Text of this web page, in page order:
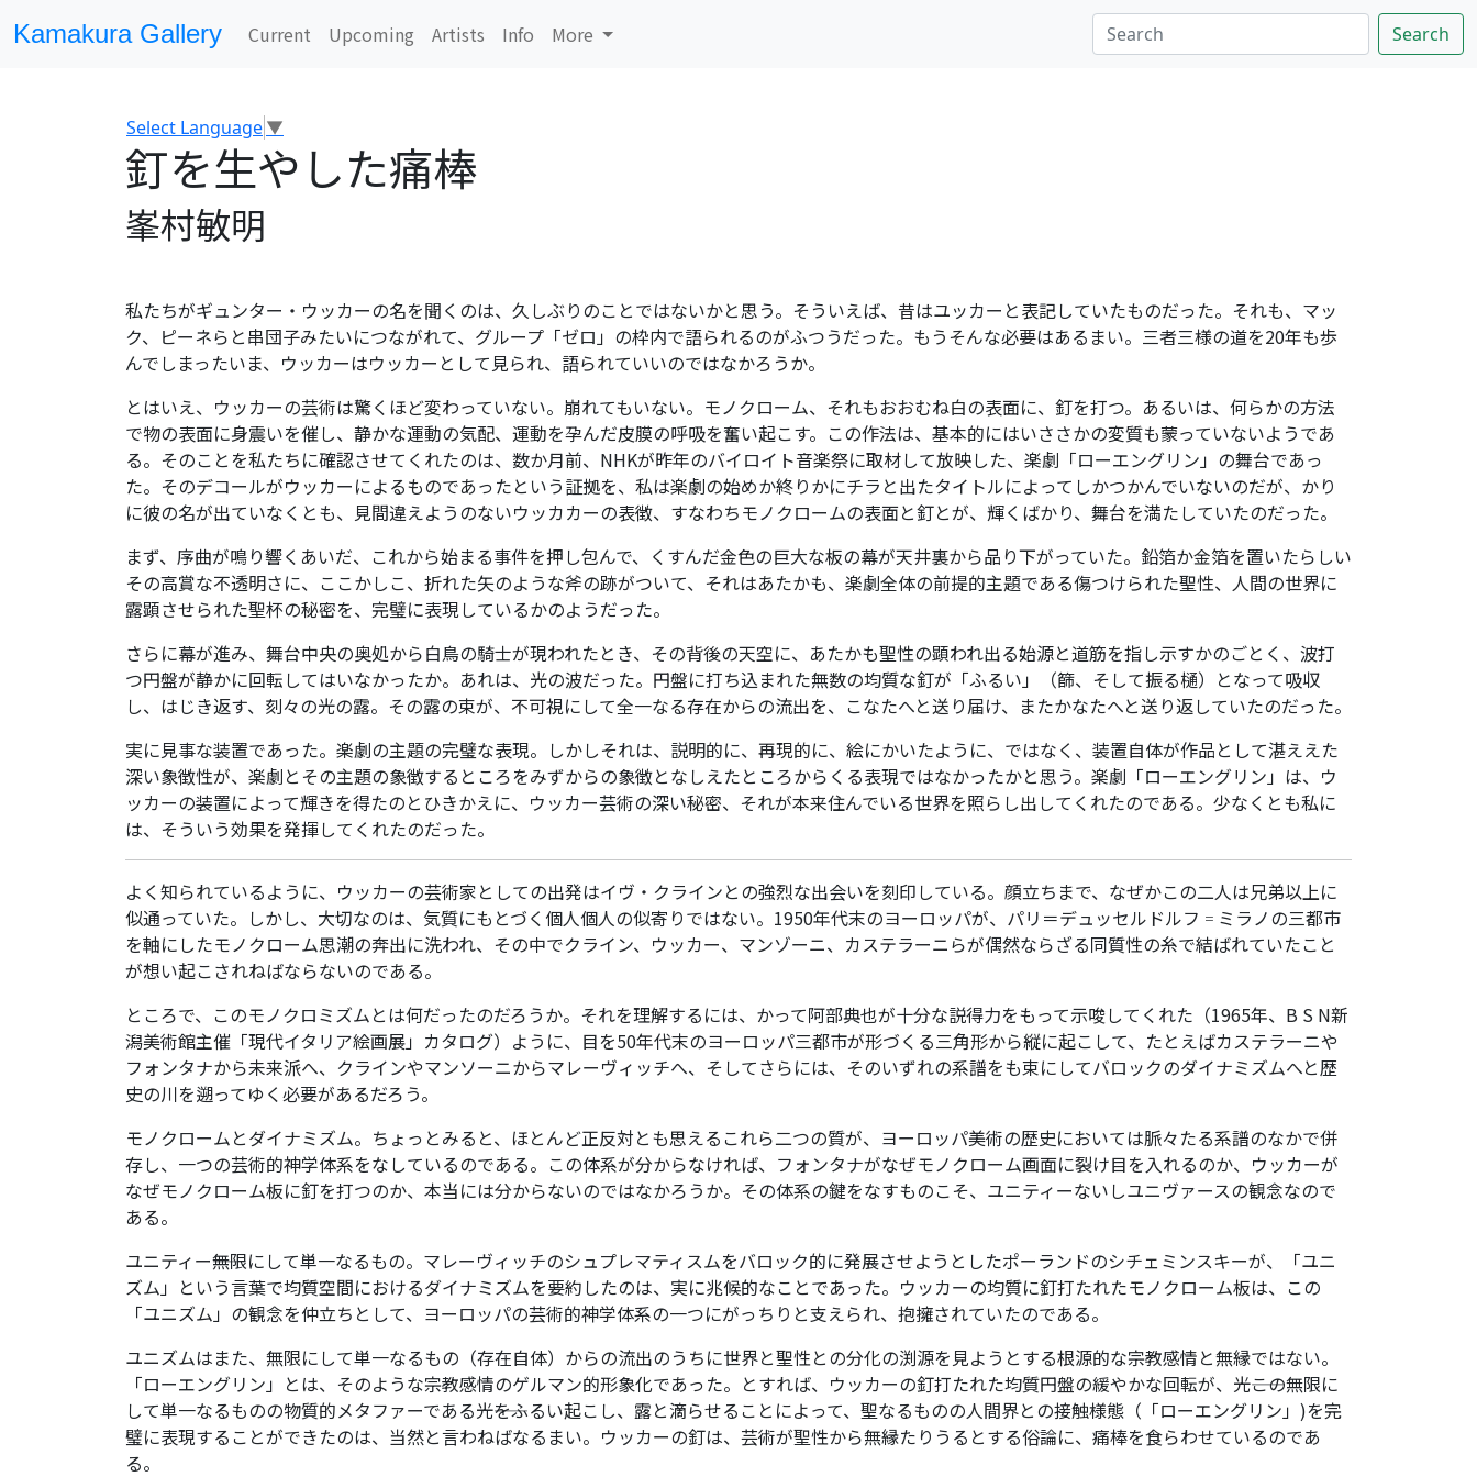
Kamakura Gallery Current Upcoming Artists Info More Search
Select Language▼
釘を生やした痛棒
峯村敏明
私たちがギュンター・ウッカーの名を聞くのは、久しぶりのことではないかと思う。そういえば、昔はユッカーと表記していたものだった。それも、マッ
ク、ピーネらと串団子みたいにつながれて、グループ「ゼロ」の枠内で語られるのがふつうだった。もうそんな必要はあるまい。三者三様の道を20年も歩
んでしまったいま、ウッカーはウッカーとして見られ、語られていいのではなかろうか。
とはいえ、ウッカーの芸術は驚くほど変わっていない。崩れてもいない。モノクローム、それもおおむね白の表面に、釘を打つ。あるいは、何らかの方法
で物の表面に身震いを催し、静かな運動の気配、運動を孕んだ皮膜の呼吸を奮い起こす。この作法は、基本的にはいささかの変質も蒙っていないようであ
る。そのことを私たちに確認させてくれたのは、数か月前、NHKが昨年のバイロイト音楽祭に取材して放映した、楽劇「ローエングリン」の舞台であっ
た。そのデコールがウッカーによるものであったという証拠を、私は楽劇の始めか終りかにチラと出たタイトルによってしかつかんでいないのだが、かり
に彼の名が出ていなくとも、見間違えようのないウッカカーの表徴、すなわちモノクロームの表面と釘とが、輝くばかり、舞台を満たしていたのだった。
まず、序曲が鳴り響くあいだ、これから始まる事件を押し包んで、くすんだ金色の巨大な板の幕が天井裏から品り下がっていた。鉛箔か金箔を置いたらしい
その高賞な不透明さに、ここかしこ、折れた矢のような斧の跡がついて、それはあたかも、楽劇全体の前提的主題である傷つけられた聖性、人間の世界に
露顕させられた聖杯の秘密を、完璧に表現しているかのようだった。
さらに幕が進み、舞台中央の奥処から白鳥の騎士が現われたとき、その背後の天空に、あたかも聖性の顕われ出る始源と道筋を指し示すかのごとく、波打
つ円盤が静かに回転してはいなかったか。あれは、光の波だった。円盤に打ち込まれた無数の均質な釘が「ふるい」（篩、そして振る樋）となって吸収
し、はじき返す、刻々の光の露。その露の束が、不可視にして全一なる存在からの流出を、こなたへと送り届け、またかなたへと送り返していたのだった。
実に見事な装置であった。楽劇の主題の完璧な表現。しかしそれは、説明的に、再現的に、絵にかいたように、ではなく、装置自体が作品として湛ええた
深い象徴性が、楽劇とその主題の象徴するところをみずからの象徴となしえたところからくる表現ではなかったかと思う。楽劇「ローエングリン」は、ウ
ッカーの装置によって輝きを得たのとひきかえに、ウッカー芸術の深い秘密、それが本来住んでいる世界を照らし出してくれたのである。少なくとも私に
は、そういう効果を発揮してくれたのだった。
よく知られているように、ウッカーの芸術家としての出発はイヴ・クラインとの強烈な出会いを刻印している。顔立ちまで、なぜかこの二人は兄弟以上に
似通っていた。しかし、大切なのは、気質にもとづく個人個人の似寄りではない。1950年代末のヨーロッパが、パリ＝デュッセルドルフ゠ミラノの三都市
を軸にしたモノクローム思潮の奔出に洗われ、その中でクライン、ウッカー、マンゾーニ、カステラーニらが偶然ならざる同質性の糸で結ばれていたこと
が想い起こされねばならないのである。
ところで、このモノクロミズムとは何だったのだろうか。それを理解するには、かって阿部典也が十分な説得力をもって示唆してくれた（1965年、B S N新
潟美術館主催「現代イタリア絵画展」カタログ）ように、目を50年代末のヨーロッパ三都市が形づくる三角形から縦に起こして、たとえばカステラーニや
フォンタナから未来派へ、クラインやマンソーニからマレーヴィッチへ、そしてさらには、そのいずれの系譜をも束にしてバロックのダイナミズムへと歴
史の川を遡ってゆく必要があるだろう。
モノクロームとダイナミズム。ちょっとみると、ほとんど正反対とも思えるこれら二つの質が、ヨーロッパ美術の歴史においては脈々たる系譜のなかで併
存し、一つの芸術的神学体系をなしているのである。この体系が分からなければ、フォンタナがなぜモノクローム画面に裂け目を入れるのか、ウッカーが
なぜモノクローム板に釘を打つのか、本当には分からないのではなかろうか。その体系の鍵をなすものこそ、ユニティーないしユニヴァースの観念なので
ある。
ユニティー――無限にして単一なるもの。マレーヴィッチのシュプレマティスムをバロック的に発展させようとしたポーランドのシチェミンスキーが、「ユニ
ズム」という言葉で均質空間におけるダイナミズムを要約したのは、実に兆候的なことであった。ウッカーの均質に釘打たれたモノクローム板は、この
「ユニズム」の観念を仲立ちとして、ヨーロッパの芸術的神学体系の一つにがっちりと支えられ、抱擁されていたのである。
ユニズムはまた、無限にして単一なるもの（存在自体）からの流出のうちに世界と聖性との分化の渕源を見ようとする根源的な宗教感情と無縁ではない。
「ローエングリン」とは、そのような宗教感情のゲルマン的形象化であった。とすれば、ウッカーの釘打たれた均質円盤の緩やかな回転が、光――この無限に
して単一なるものの物質的メタファーである光――をふるい起こし、露と滴らせることによって、聖なるものの人間界との接触様態（「ローエングリン」)を完
璧に表現することができたのは、当然と言わねばなるまい。ウッカーの釘は、芸術が聖性から無縁たりうるとする俗論に、痛棒を食らわせているのであ
る。